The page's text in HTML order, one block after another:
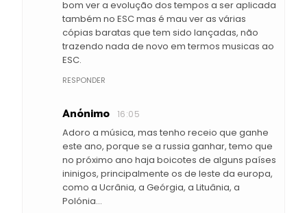
bom ver a evolução dos tempos a ser aplicada
também no ESC mas é mau ver as várias
cópias baratas que tem sido lançadas, não
trazendo nada de novo em termos musicas ao
ESC.
RESPONDER
Anónimo 16:05
Adoro a música, mas tenho receio que ganhe
este ano, porque se a russia ganhar, temo que
no próximo ano haja boicotes de alguns países
ininigos, principalmente os de leste da europa,
como a Ucrânia, a Geórgia, a Lituânia, a
Polónia...